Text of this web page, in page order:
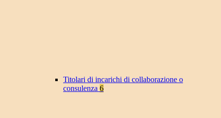
Titolari di incarichi di collaborazione o
consulenza 6